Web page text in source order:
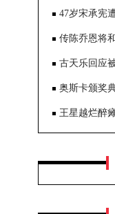
47岁宋承宪
之内，就这样
传陈乔恩将
经纪人表示不
古天乐回应
回应”
奥斯卡颁奖
舒淇成为奥斯
王星越烂醉